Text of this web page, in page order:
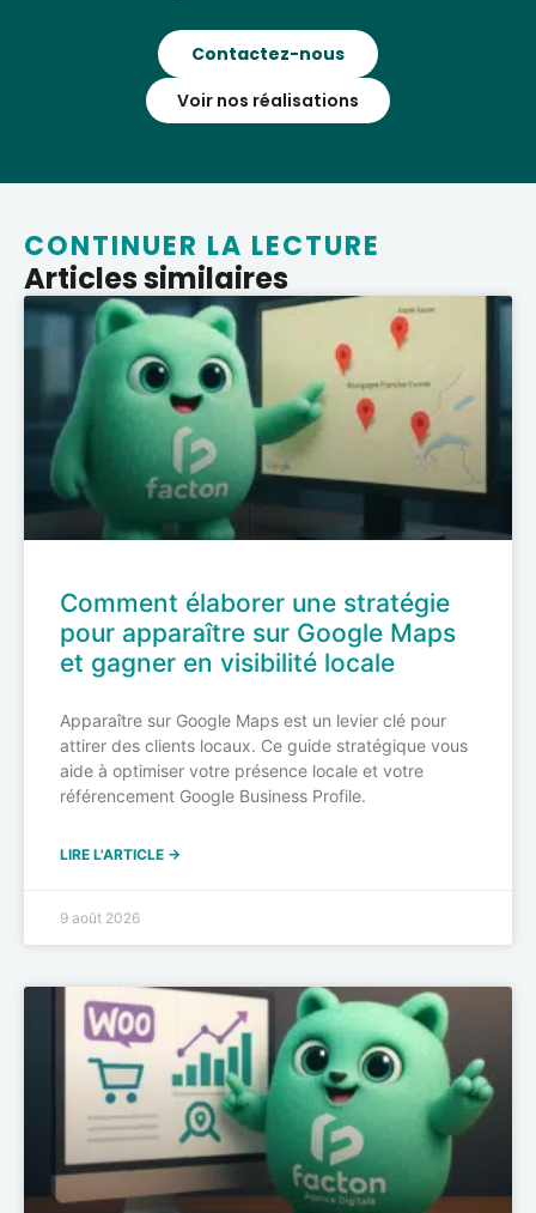
Contactez-nous
Voir nos réalisations
CONTINUER LA LECTURE
Articles similaires
Comment élaborer une stratégie
pour apparaître sur Google Maps
et gagner en visibilité locale
Apparaître sur Google Maps est un levier clé pour
attirer des clients locaux. Ce guide stratégique vous
aide à optimiser votre présence locale et votre
référencement Google Business Profile.
LIRE L'ARTICLE →
9 août 2026